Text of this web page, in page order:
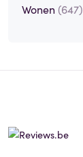
Wonen (647)